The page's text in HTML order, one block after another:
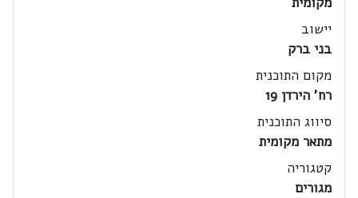
יישוב
בני ברק
מקום התוכנית
רח' הירדן 19
סיווג התוכנית
מתאר מקומית
קטגוריה
מגורים